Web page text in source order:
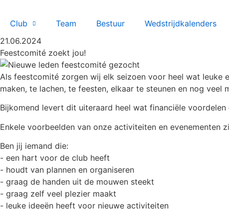
Club Team Bestuur Wedstrijdkalenders
21.06.2024
Feestcomité zoekt jou!
Als feestcomité zorgen wij elk seizoen voor heel wat leuke
maken, te lachen, te feesten, elkaar te steunen en nog veel
Bijkomend levert dit uiteraard heel wat financiële
Enkele voorbeelden van onze activiteiten en evenementen
Ben jij iemand die:
- een hart voor de club heeft
- houdt van plannen en organiseren
- graag de handen uit de mouwen steekt
- graag zelf veel plezier maakt
- leuke ideeën heeft voor nieuwe activiteiten